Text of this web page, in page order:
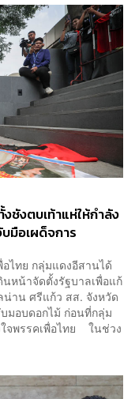
ชังตบเท้าแห่ให้กำลัง
มือเผด็จการ
ไทย กลุ่มแดงอีสานได้
นหน้าจัดตั้งรัฐบาลเพื่อแก้
าน ศรีแก้ว สส. จังหวัด
มอบดอกไม้ ก่อนที่กลุ่ม
จพรรคเพื่อไทย ในช่วง